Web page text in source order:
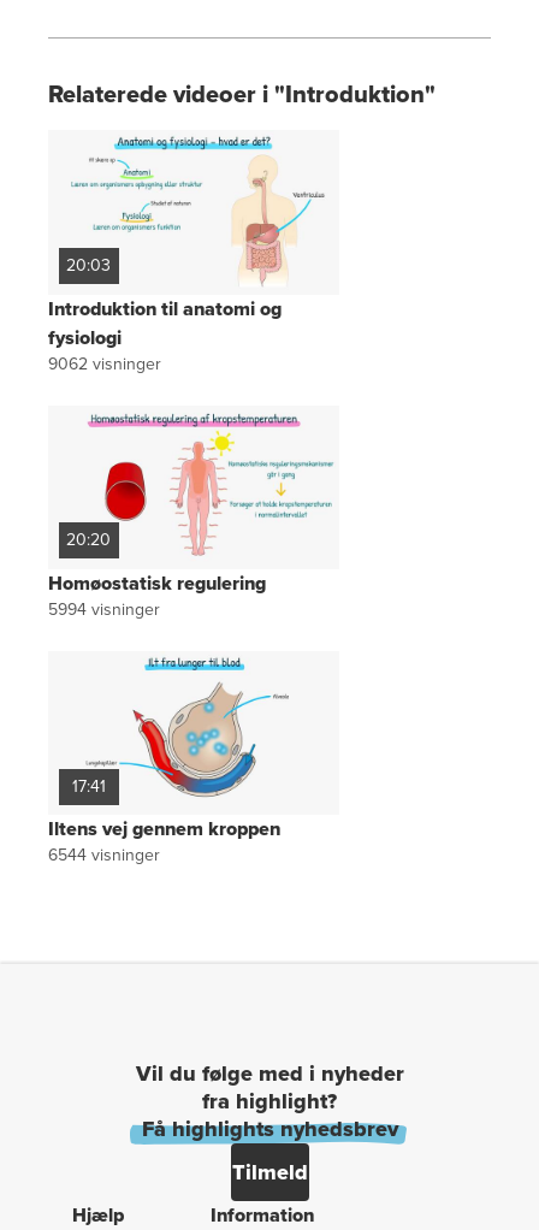
Relaterede videoer i "Introduktion"
20:03
Introduktion til anatomi og
fysiologi
9062visninger
20:20
Homøostatisk regulering
5994visninger
17:41
Iltens vej gennem kroppen
6544visninger
Vil du følge med i nyheder
fra highlight?
Få highlights nyhedsbrev
Tilmeld
Hjælp Information